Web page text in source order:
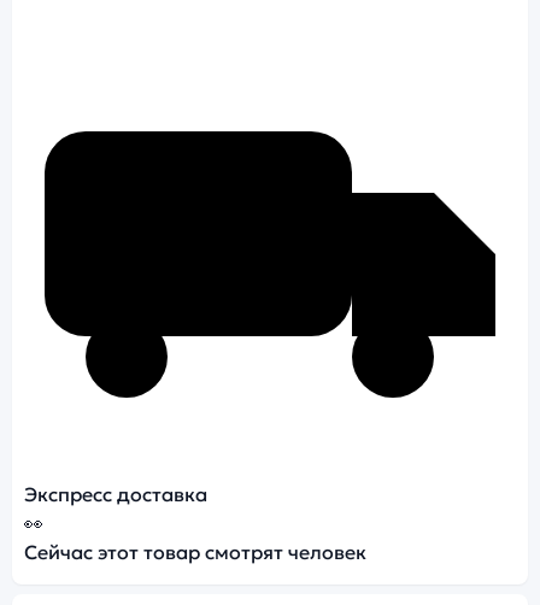
Экспресс доставка
👀
Сейчас этот товар смотрят человек